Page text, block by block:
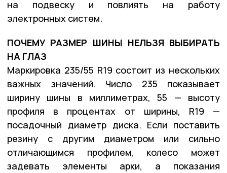
на подвеску и повлиять на работу
электронных систем.
ПОЧЕМУ РАЗМЕР ШИНЫ НЕЛЬЗЯ ВЫБИРАТЬ
НА ГЛАЗ
Маркировка 235/55 R19 состоит из нескольких
важных значений. Число 235 показывает
ширину шины в миллиметрах, 55 — высоту
профиля в процентах от ширины, R19 —
посадочный диаметр диска. Если поставить
резину с другим диаметром или сильно
отличающимся профилем, колесо может
задевать элементы арки, а показания